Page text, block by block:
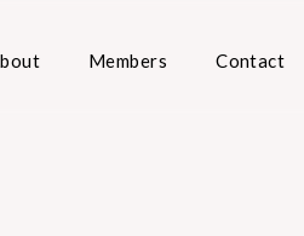
Members Contact